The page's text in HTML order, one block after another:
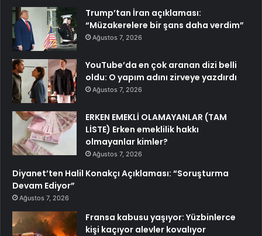
Trump’tan İran açıklaması:
“Müzakerelere bir şans daha verdim”
Ağustos 7, 2026
YouTube’da en çok aranan dizi belli
oldu: O yapım adını zirveye yazdırdı
Ağustos 7, 2026
ERKEN EMEKLİ OLAMAYANLAR (TAM
LİSTE) Erken emeklilik hakkı
olmayanlar kimler?
Ağustos 7, 2026
Diyanet’ten Halil Konakçı Açıklaması: “Soruşturma
Devam Ediyor”
Ağustos 7, 2026
Fransa kabusu yaşıyor: Yüzbinlerce
kişi kaçıyor alevler kovalıyor